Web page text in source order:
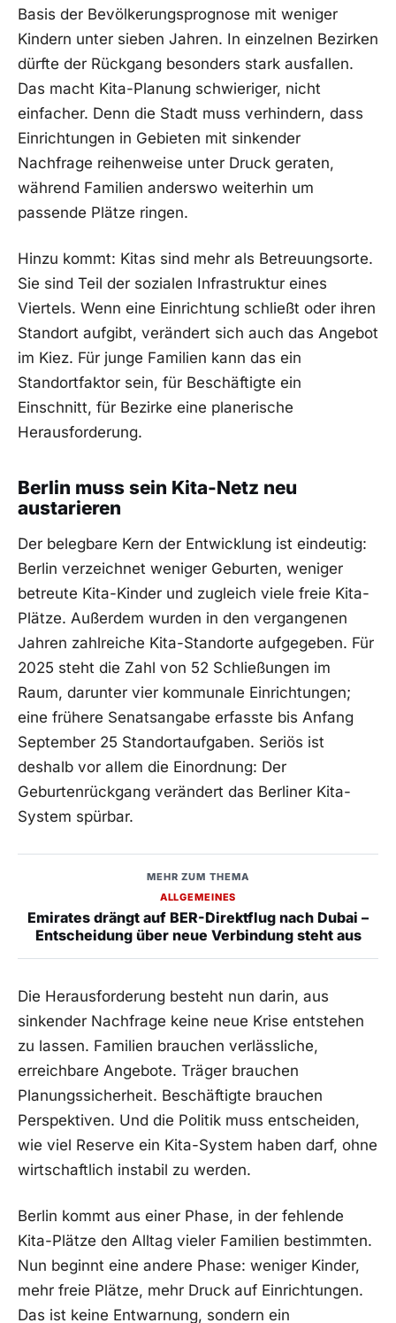
Basis der Bevölkerungsprognose mit weniger
Kindern unter sieben Jahren. In einzelnen Bezirken
dürfte der Rückgang besonders stark ausfallen.
Das macht Kita-Planung schwieriger, nicht
einfacher. Denn die Stadt muss verhindern, dass
Einrichtungen in Gebieten mit sinkender
Nachfrage reihenweise unter Druck geraten,
während Familien anderswo weiterhin um
passende Plätze ringen.
Hinzu kommt: Kitas sind mehr als Betreuungsorte.
Sie sind Teil der sozialen Infrastruktur eines
Viertels. Wenn eine Einrichtung schließt oder ihren
Standort aufgibt, verändert sich auch das Angebot
im Kiez. Für junge Familien kann das ein
Standortfaktor sein, für Beschäftigte ein
Einschnitt, für Bezirke eine planerische
Herausforderung.
Berlin muss sein Kita-Netz neu
austarieren
Der belegbare Kern der Entwicklung ist eindeutig:
Berlin verzeichnet weniger Geburten, weniger
betreute Kita-Kinder und zugleich viele freie Kita-
Plätze. Außerdem wurden in den vergangenen
Jahren zahlreiche Kita-Standorte aufgegeben. Für
2025 steht die Zahl von 52 Schließungen im
Raum, darunter vier kommunale Einrichtungen;
eine frühere Senatsangabe erfasste bis Anfang
September 25 Standortaufgaben. Seriös ist
deshalb vor allem die Einordnung: Der
Geburtenrückgang verändert das Berliner Kita-
System spürbar.
MEHR ZUM THEMA
ALLGEMEINES
Emirates drängt auf BER-Direktflug nach Dubai –
Entscheidung über neue Verbindung steht aus
Die Herausforderung besteht nun darin, aus
sinkender Nachfrage keine neue Krise entstehen
zu lassen. Familien brauchen verlässliche,
erreichbare Angebote. Träger brauchen
Planungssicherheit. Beschäftigte brauchen
Perspektiven. Und die Politik muss entscheiden,
wie viel Reserve ein Kita-System haben darf, ohne
wirtschaftlich instabil zu werden.
Berlin kommt aus einer Phase, in der fehlende
Kita-Plätze den Alltag vieler Familien bestimmten.
Nun beginnt eine andere Phase: weniger Kinder,
mehr freie Plätze, mehr Druck auf Einrichtungen.
Das ist keine Entwarnung, sondern ein